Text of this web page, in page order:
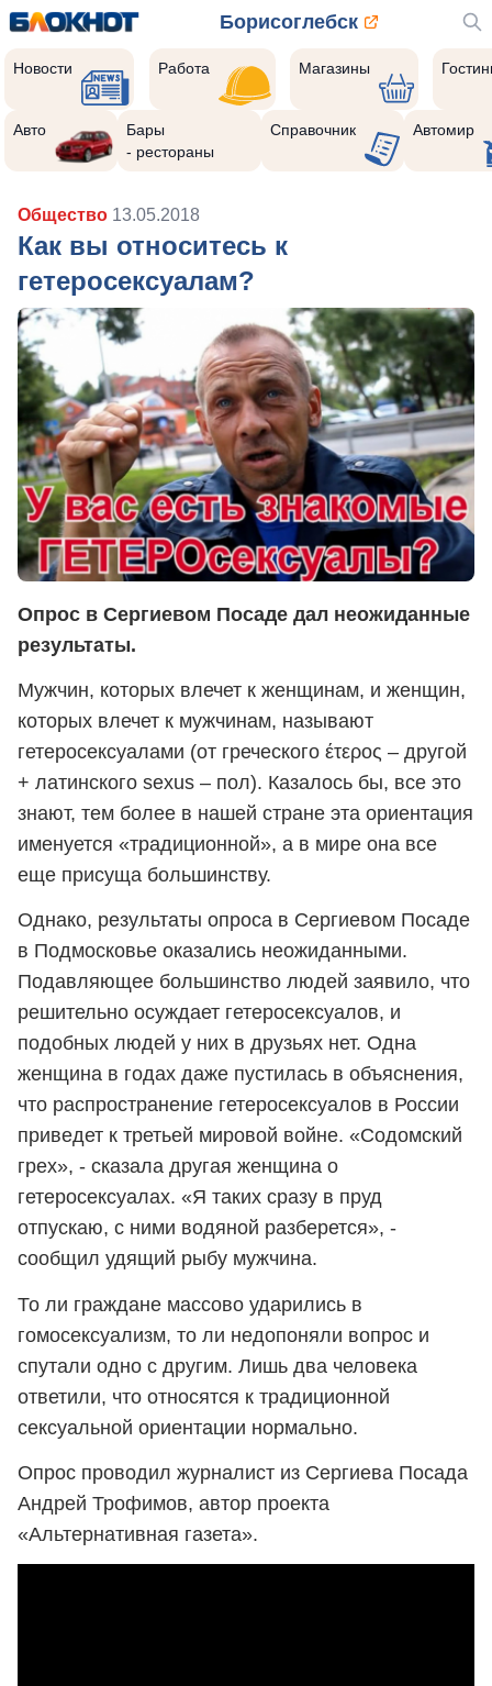
Борисоглебск
Новости Работа Магазины
Авто
Бары
- рестораны
Справочник Автомир
Общество 13.05.2018
Как вы относитесь к
гетеросексуалам?
Опрос в Сергиевом Посаде дал неожиданные
результаты.
Мужчин, которых влечет к женщинам, и женщин,
которых влечет к мужчинам, называют
гетеросексуалами (от греческого έτερος – другой
+ латинского sexus – пол). Казалось бы, все это
знают, тем более в нашей стране эта ориентация
именуется «традиционной», а в мире она все
еще присуща большинству.
Однако, результаты опроса в Сергиевом Посаде
в Подмосковье оказались неожиданными.
Подавляющее большинство людей заявило, что
решительно осуждает гетеросексуалов, и
подобных людей у них в друзьях нет. Одна
женщина в годах даже пустилась в объяснения,
что распространение гетеросексуалов в России
приведет к третьей мировой войне. «Содомский
грех», - сказала другая женщина о
гетеросексуалах. «Я таких сразу в пруд
отпускаю, с ними водяной разберется», -
сообщил удящий рыбу мужчина.
То ли граждане массово ударились в
гомосексуализм, то ли недопоняли вопрос и
спутали одно с другим. Лишь два человека
ответили, что относятся к традиционной
сексуальной ориентации нормально.
Опрос проводил журналист из Сергиева Посада
Андрей Трофимов, автор проекта
«Альтернативная газета».